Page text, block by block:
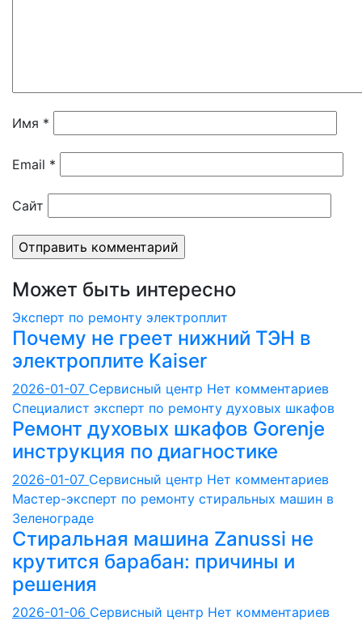
Имя *
Email *
Сайт
Может быть интересно
Эксперт по ремонту электроплит
Почему не греет нижний ТЭН в
электроплите Kaiser
2026-01-07 Сервисный центр Нет комментариев
Специалист эксперт по ремонту духовых шкафов
Ремонт духовых шкафов Gorenje
инструкция по диагностике
2026-01-07 Сервисный центр Нет комментариев
Мастер-эксперт по ремонту стиральных машин в
Зеленограде
Стиральная машина Zanussi не
крутится барабан: причины и
решения
2026-01-06 Сервисный центр Нет комментариев